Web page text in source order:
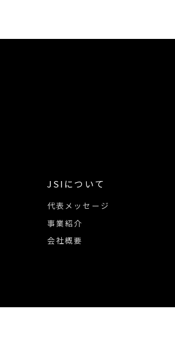
JSIについて
代表メッセージ
事業紹介
会社概要